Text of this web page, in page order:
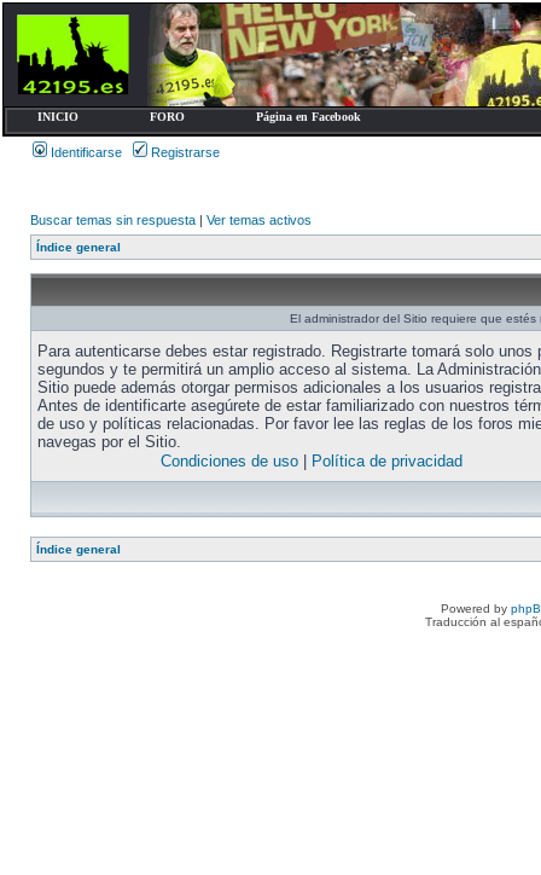
INICIO FORO Página en Facebook
Identificarse Registrarse
Buscar temas sin respuesta | Ver temas activos
Índice general
El administrador del Sitio requiere que
Para autenticarse debes estar registrado. Registrarte tomará solo unos
segundos y te permitirá un amplio acceso al sistema. La
Sitio puede además otorgar permisos adicionales a los usuarios
Antes de identificarte asegúrete de estar familiarizado con nuestros
de uso y políticas relacionadas. Por favor lee las reglas de los foros
navegas por el Sitio.
Condiciones de uso| Política de privacidad
Índice general
Powered by
Traducción al